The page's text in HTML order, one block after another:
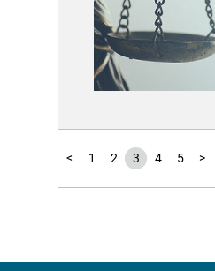
< 1 2 3 4 5 >